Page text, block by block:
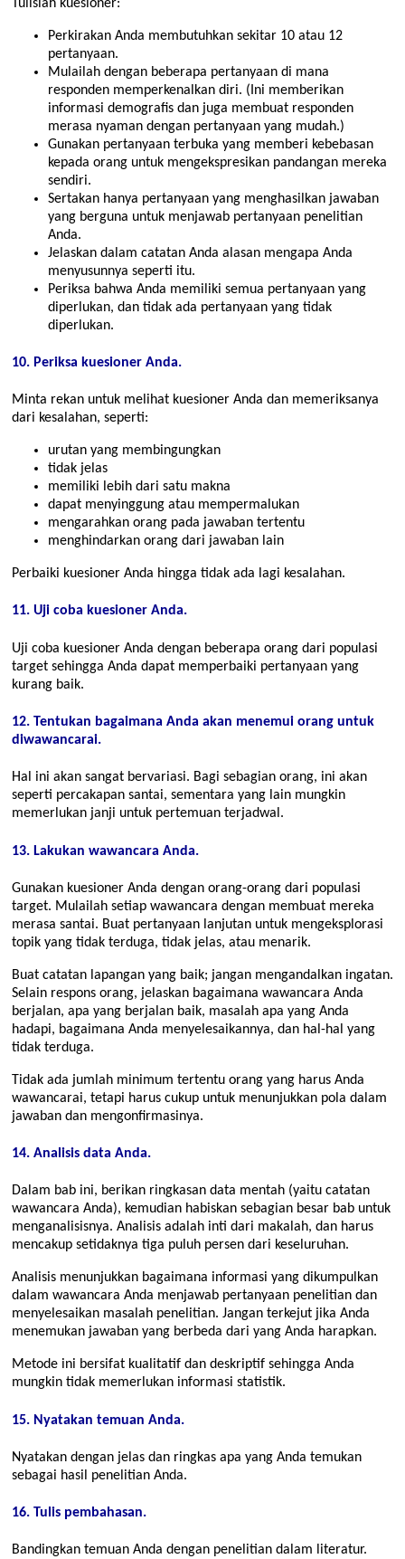
Tulislah kuesioner:
Perkirakan Anda membutuhkan sekitar 10 atau 12
pertanyaan.
Mulailah dengan beberapa pertanyaan di mana
responden memperkenalkan diri. (Ini memberikan
informasi demografis dan juga membuat responden
merasa nyaman dengan pertanyaan yang mudah.)
Gunakan pertanyaan terbuka yang memberi kebebasan
kepada orang untuk mengekspresikan pandangan mereka
sendiri.
Sertakan hanya pertanyaan yang menghasilkan jawaban
yang berguna untuk menjawab pertanyaan penelitian
Anda.
Jelaskan dalam catatan Anda alasan mengapa Anda
menyusunnya seperti itu.
Periksa bahwa Anda memiliki semua pertanyaan yang
diperlukan, dan tidak ada pertanyaan yang tidak
diperlukan.
10. Periksa kuesioner Anda.
Minta rekan untuk melihat kuesioner Anda dan memeriksanya
dari kesalahan, seperti:
urutan yang membingungkan
tidak jelas
memiliki lebih dari satu makna
dapat menyinggung atau mempermalukan
mengarahkan orang pada jawaban tertentu
menghindarkan orang dari jawaban lain
Perbaiki kuesioner Anda hingga tidak ada lagi kesalahan.
11. Uji coba kuesioner Anda.
Uji coba kuesioner Anda dengan beberapa orang dari populasi
target sehingga Anda dapat memperbaiki pertanyaan yang
kurang baik.
12. Tentukan bagaimana Anda akan menemui orang untuk
diwawancarai.
Hal ini akan sangat bervariasi. Bagi sebagian orang, ini akan
seperti percakapan santai, sementara yang lain mungkin
memerlukan janji untuk pertemuan terjadwal.
13. Lakukan wawancara Anda.
Gunakan kuesioner Anda dengan orang-orang dari populasi
target. Mulailah setiap wawancara dengan membuat mereka
merasa santai. Buat pertanyaan lanjutan untuk mengeksplorasi
topik yang tidak terduga, tidak jelas, atau menarik.
Buat catatan lapangan yang baik; jangan mengandalkan ingatan.
Selain respons orang, jelaskan bagaimana wawancara Anda
berjalan, apa yang berjalan baik, masalah apa yang Anda
hadapi, bagaimana Anda menyelesaikannya, dan hal-hal yang
tidak terduga.
Tidak ada jumlah minimum tertentu orang yang harus Anda
wawancarai, tetapi harus cukup untuk menunjukkan pola dalam
jawaban dan mengonfirmasinya.
14. Analisis data Anda.
Dalam bab ini, berikan ringkasan data mentah (yaitu catatan
wawancara Anda), kemudian habiskan sebagian besar bab untuk
menganalisisnya. Analisis adalah inti dari makalah, dan harus
mencakup setidaknya tiga puluh persen dari keseluruhan.
Analisis menunjukkan bagaimana informasi yang dikumpulkan
dalam wawancara Anda menjawab pertanyaan penelitian dan
menyelesaikan masalah penelitian. Jangan terkejut jika Anda
menemukan jawaban yang berbeda dari yang Anda harapkan.
Metode ini bersifat kualitatif dan deskriptif sehingga Anda
mungkin tidak memerlukan informasi statistik.
15. Nyatakan temuan Anda.
Nyatakan dengan jelas dan ringkas apa yang Anda temukan
sebagai hasil penelitian Anda.
16. Tulis pembahasan.
Bandingkan temuan Anda dengan penelitian dalam literatur.